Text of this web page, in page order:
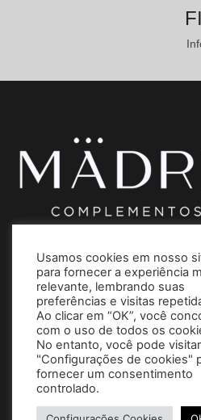
Usamos cookies em nosso
para fornecer a experiência
relevante, lembrando suas
preferências e visitas
Ao clicar em “OK”, você
com o uso de todos os
No entanto, você pode visitar
"Configurações de cookies"
fornecer um consentimento
controlado.